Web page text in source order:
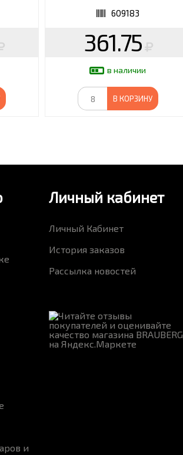
609183
361.75
в наличии
В КОРЗИНУ
и
Личный кабинет
Личный Кабинет
История заказов
Рассылка новостей